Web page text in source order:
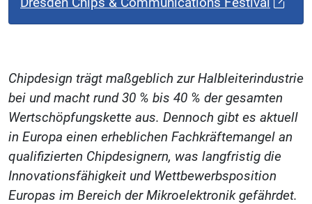
Chipdesign trägt maßgeblich zur Halbleiterindustrie
bei und macht rund 30 % bis 40 % der gesamten
Wertschöpfungskette aus. Dennoch gibt es aktuell
in Europa einen erheblichen Fachkräftemangel an
qualifizierten Chipdesignern, was langfristig die
Innovationsfähigkeit und Wettbewerbsposition
Europas im Bereich der Mikroelektronik gefährdet.